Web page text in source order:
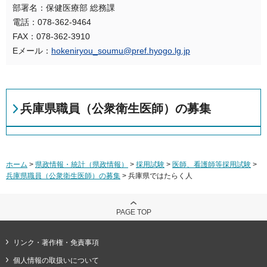
部署名：保健医療部 総務課
電話：078-362-9464
FAX：078-362-3910
Eメール： hokeniryou_soumu@pref.hyogo.lg.jp
兵庫県職員（公衆衛生医師）の募集
ホーム > 県政情報・統計（県政情報） > 採用試験 > 医師、看護師等採用試験 >
兵庫県職員（公衆衛生医師）の募集 > 兵庫県ではたらく人
PAGE TOP
リンク・著作権・免責事項
個人情報の取扱いについて